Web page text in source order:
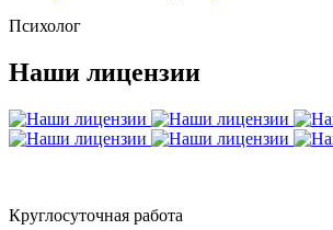
Психолог
Наши лицензии
Круглосуточная работа